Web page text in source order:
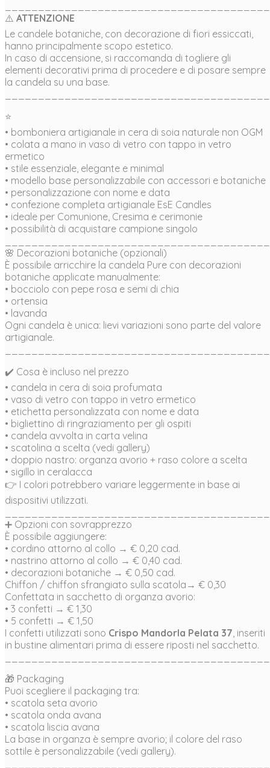
⚠️ ATTENZIONE
Le candele botaniche, con decorazione di fiori essiccati,
hanno principalmente scopo estetico.
In caso di accensione, si raccomanda di togliere gli
elementi decorativi prima di procedere e di posare sempre
la candela su una base.
⭐
• bomboniera artigianale in cera di soia naturale non OGM
• colata a mano in vaso di vetro con tappo in vetro
ermetico
• stile essenziale, elegante e minimal
• modello base personalizzabile con accessori e botaniche
• personalizzazione con nome e data
• confezione completa artigianale EsE Candles
• ideale per Comunione, Cresima e cerimonie
• possibilità di acquistare campione singolo
🌸 Decorazioni botaniche (opzionali)
È possibile arricchire la candela Pure con decorazioni
botaniche applicate manualmente:
• bocciolo con pepe rosa e semi di chia
• ortensia
• lavanda
Ogni candela è unica: lievi variazioni sono parte del valore
artigianale.
✔️ Cosa è incluso nel prezzo
• candela in cera di soia profumata
• vaso di vetro con tappo in vetro ermetico
• etichetta personalizzata con nome e data
• bigliettino di ringraziamento per gli ospiti
• candela avvolta in carta velina
• scatolina a scelta (vedi gallery)
• doppio nastro: organza avorio + raso colore a scelta
• sigillo in ceralacca
👉 I colori potrebbero variare leggermente in base ai
dispositivi utilizzati.
➕ Opzioni con sovrapprezzo
È possibile aggiungere:
• cordino attorno al collo → € 0,20 cad.
• nastrino attorno al collo → € 0,40 cad.
• decorazioni botaniche → € 0,50 cad.
Chiffon / chiffon sfrangiato sulla scatola→ € 0,30
Confettata in sacchetto di organza avorio:
• 3 confetti → € 1,30
• 5 confetti → € 1,50
I confetti utilizzati sono Crispo Mandorla Pelata 37 , inseriti
in bustine alimentari prima di essere riposti nel sacchetto.
🎁 Packaging
Puoi scegliere il packaging tra:
• scatola seta avorio
• scatola onda avana
• scatola liscia avana
La base in organza è sempre avorio; il colore del raso
sottile è personalizzabile (vedi gallery).